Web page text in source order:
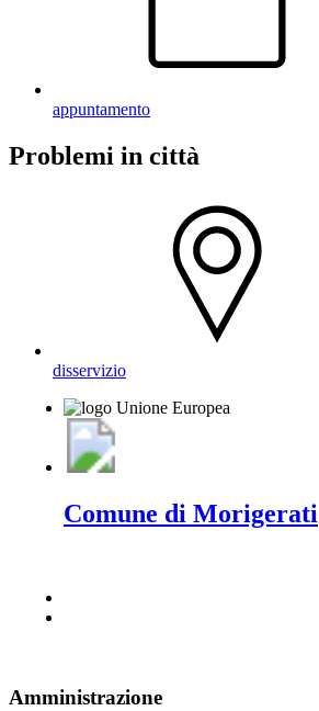
appuntamento
Problemi in città
disservizio
Comune di Morigerati
Amministrazione